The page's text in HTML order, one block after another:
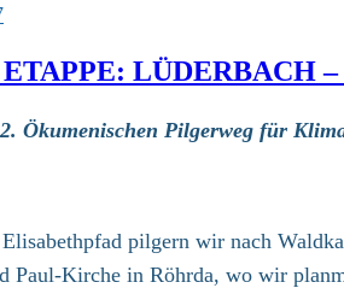
ETAPPE: LÜDERBACH
2. Ökumenischen Pilgerweg für
pilgern wir nach
Paul-Kirche in Röhrda, wo wir